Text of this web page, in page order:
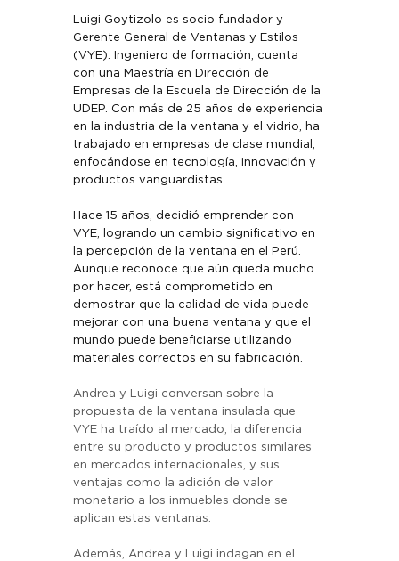
Luigi Goytizolo es socio fundador y
Gerente General de Ventanas y Estilos
(VYE). Ingeniero de formación, cuenta
con una Maestría en Dirección de
Empresas de la Escuela de Dirección de la
UDEP. Con más de 25 años de experiencia
en la industria de la ventana y el vidrio, ha
trabajado en empresas de clase mundial,
enfocándose en tecnología, innovación y
productos vanguardistas.
Hace 15 años, decidió emprender con
VYE, logrando un cambio significativo en
la percepción de la ventana en el Perú.
Aunque reconoce que aún queda mucho
por hacer, está comprometido en
demostrar que la calidad de vida puede
mejorar con una buena ventana y que el
mundo puede beneficiarse utilizando
materiales correctos en su fabricación.
Andrea y Luigi conversan sobre la
propuesta de la ventana insulada que
VYE ha traído al mercado, la diferencia
entre su producto y productos similares
en mercados internacionales, y sus
ventajas como la adición de valor
monetario a los inmuebles donde se
aplican estas ventanas.
Además, Andrea y Luigi indagan en el